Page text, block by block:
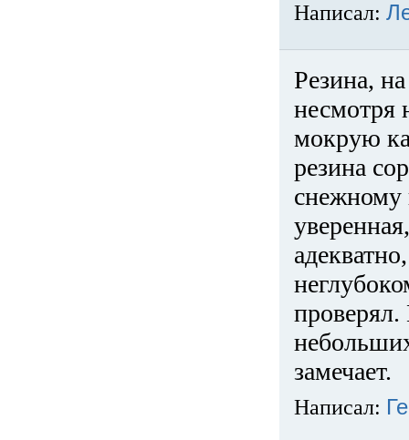
Написал:
Резина,
несмотря
мокрую
резина
снежному
замечает.
Написал: